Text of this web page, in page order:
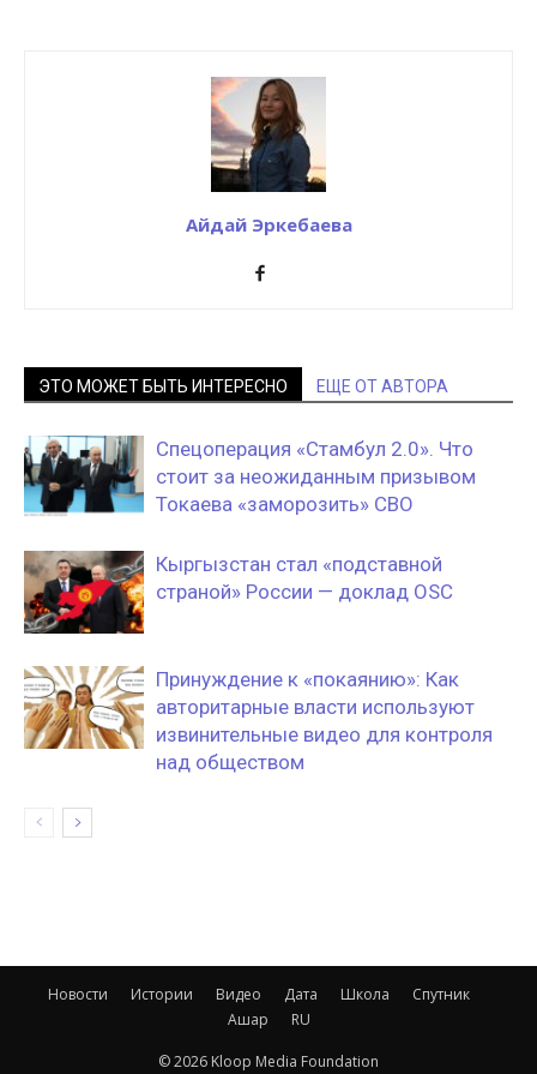
Айдай Эркебаева
ЭТО МОЖЕТ БЫТЬ ИНТЕРЕСНО ЕЩЕ ОТ АВТОРА
Спецоперация «Стамбул 2.0». Что
стоит за неожиданным призывом
Токаева «заморозить» СВО
Кыргызстан стал «подставной
страной» России — доклад OSC
Принуждение к «покаянию»: Как
авторитарные власти используют
извинительные видео для контроля
над обществом
Новости Истории Видео Дата Школа
Спутник
Ашар
RU
© 2026 Kloop Media Foundation